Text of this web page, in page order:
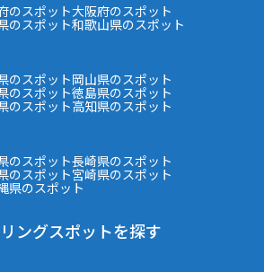
のスポット大阪府のスポット
のスポット和歌山県のスポット
のスポット岡山県のスポット
のスポット徳島県のスポット
のスポット高知県のスポット
のスポット長崎県のスポット
のスポット宮崎県のスポット
県のスポット
ングスポットを探す